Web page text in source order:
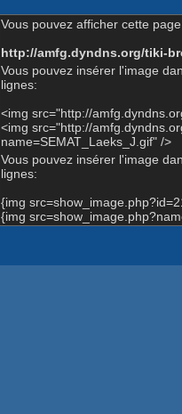
Vous pouvez afficher cette
http://amfg.dyndns.org/tiki-
Vous pouvez insérer l'image
lignes:
<img src="http://
<img src="http://
name=SEMAT_Laeks_J.gif" />
Vous pouvez insérer l'image
lignes:
{img
{img